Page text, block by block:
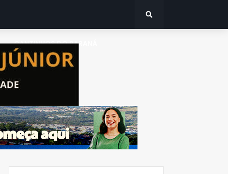
CANTINHOS DO PARANÁ